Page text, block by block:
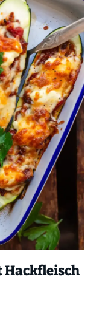
Hackfleisch